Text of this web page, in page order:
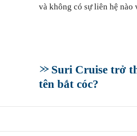
và không có sự liên hệ nào
Suri Cruise trở
tên bắt cóc?